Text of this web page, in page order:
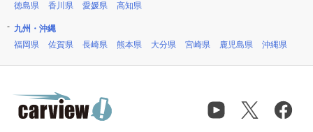
徳島県
香川県 愛媛県 高知県
九州・沖縄
福岡県
佐賀県 長崎県 熊本県 大分県 宮崎県 鹿児島県 沖縄県